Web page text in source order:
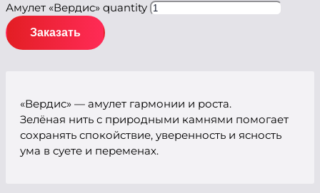
Амулет «Вердис» quantity
Заказать
«Вердис» — амулет гармонии и роста.
Зелёная нить с природными камнями помогает
сохранять спокойствие, уверенность и ясность
ума в суете и переменах.